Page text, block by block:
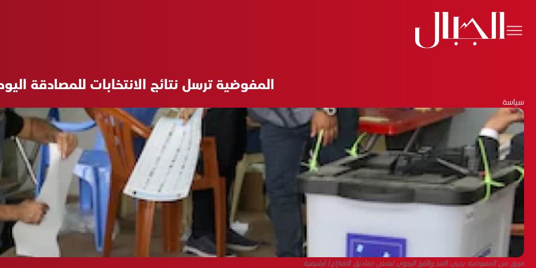
المفوضية ترسل نتائج الانتخابات للمصادقة
سياسة
فريق من المفوضية يجري العد والفرز اليدوي لبعض صناديق الاقتراع/ أرشيفية